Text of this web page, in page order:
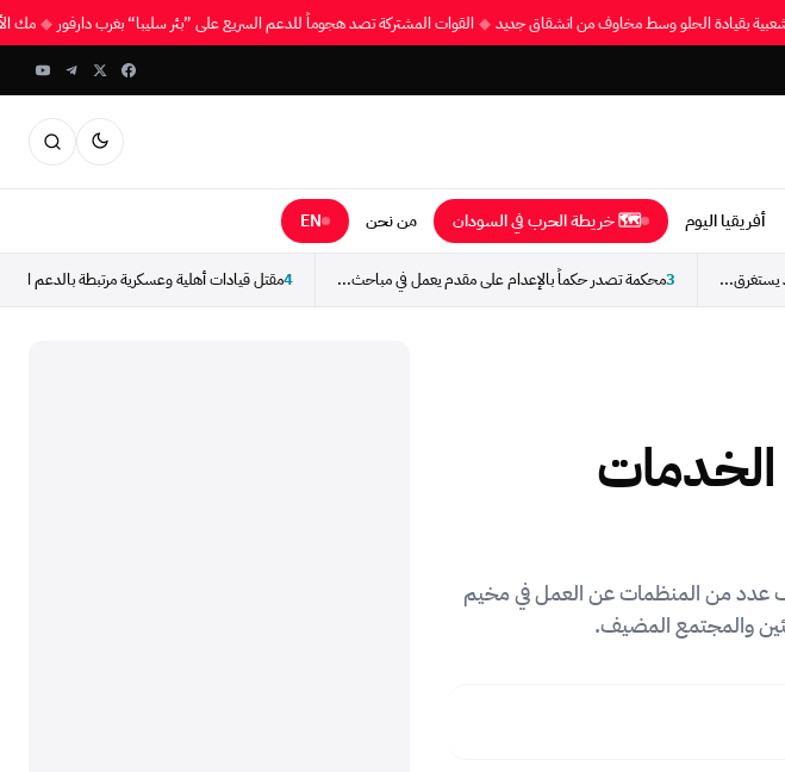
الشعبية بقيادة الحلو وسط مخاوف من انشقاق جديد ◆ القوات المشتركة تصد هجوماً للدعم السريع على ”بئر سليبا“ بغرب دارفور ◆ مك
أفريقيا اليوم 🗺 خريطة الحرب في السودان من نحن EN
يستغرق... 3محكمة تصدر حكماً بالإعدام على مقدم يعمل في مباحث... 4
الخدمات
عدد من المنظمات عن العمل في مخيم
والمجتمع المضيف.